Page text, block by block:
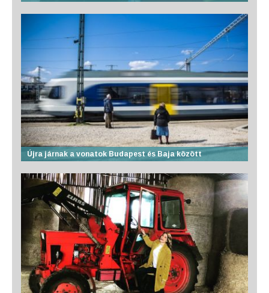
Újra járnak a vonatok Budapest és Baja között